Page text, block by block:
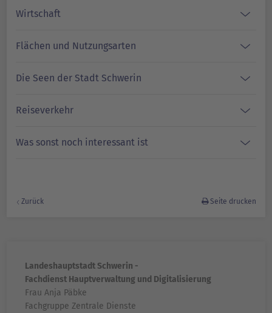
Wirtschaft
Flächen und Nutzungsarten
Die Seen der Stadt Schwerin
Reiseverkehr
Was sonst noch interessant ist
Zurück Seite drucken
Landeshauptstadt Schwerin -
Fachdienst Hauptverwaltung und Digitalisierung
Frau Anja Päbke
Fachgruppe Zentrale Dienste